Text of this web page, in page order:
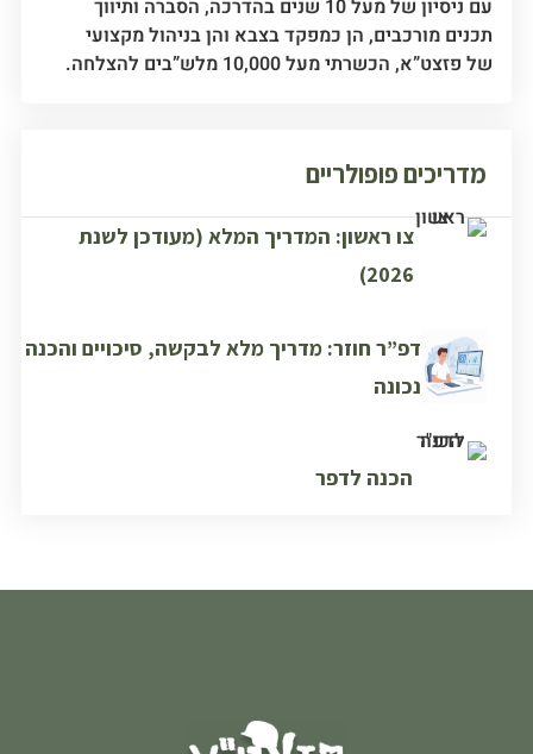
עם ניסיון של מעל 10 שנים בהדרכה, הסברה ותיווך
תכנים מורכבים, הן כמפקד בצבא והן בניהול מקצועי
של פזצט”א, הכשרתי מעל 10,000 מלש”בים להצלחה.
מדריכים פופולריים
צו ראשון: המדריך המלא (מעודכן לשנת
2026)​
דפ”ר חוזר: מדריך מלא לבקשה, סיכויים והכנה
נכונה
הכנה לדפר